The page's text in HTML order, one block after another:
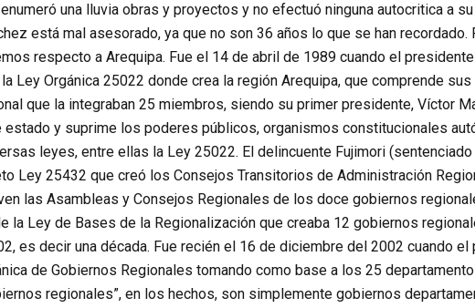
una lluvia obras y proyectos y no efectuó ninguna autocritica a
está mal asesorado, ya que no son 36 años lo que se han
respecto a Arequipa. Fue el 14 de abril de 1989 cuando el
Ley Orgánica 25022 donde crea la región Arequipa, que comprende
que la integraban 25 miembros, siendo su primer presidente, Víctor
estado y suprime los poderes públicos, organismos constitucionales
leyes, entre ellas la Ley 25022. El delincuente Fujimori
Ley 25432 que creó los Consejos Transitorios de Administración
las Asambleas y Consejos Regionales de los doce gobiernos
la Ley de Bases de la Regionalización que creaba 12 gobiernos
es decir una década. Fue recién el 16 de diciembre del 2002 cuando
de Gobiernos Regionales tomando como base a los 25
regionales”, en los hechos, son simplemente gobiernos